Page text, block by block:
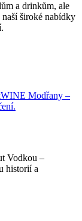
a drinkům, ale
naší široké nabídky
Vodkou –
historií a